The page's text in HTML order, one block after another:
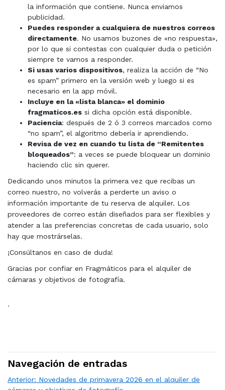
la información que contiene. Nunca enviamos
publicidad.
Puedes responder a cualquiera de nuestros correos
directamente. No usamos buzones de «no respuesta»,
por lo que si contestas con cualquier duda o petición
siempre te vamos a responder.
Si usas varios dispositivos, realiza la acción de “No
es spam” primero en la versión web y luego si es
necesario en la app móvil.
Incluye en la «lista blanca» el dominio
fragmaticos.es si dicha opción está disponible.
Paciencia: después de 2 ó 3 correos marcados como
“no spam”, el algoritmo debería ir aprendiendo.
Revisa de vez en cuando tu lista de “Remitentes
bloqueados”: a veces se puede bloquear un dominio
haciendo clic sin querer.
Dedicando unos minutos la primera vez que recibas un
correo nuestro, no volverás a perderte un aviso o
información importante de tu reserva de alquiler. Los
proveedores de correo están diseñados para ser flexibles y
atender a las preferencias concretas de cada usuario, solo
hay que mostrárselas.
¡Consúltanos en caso de duda!
Gracias por confiar en Fragmáticos para el alquiler de
cámaras y objetivos de fotografía.
·
Navegación de entradas
Anterior: Novedades de primavera 2026 en el alquiler de